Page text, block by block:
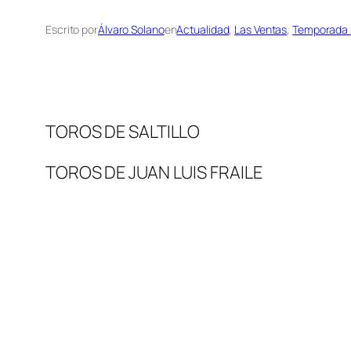
Escrito porÁlvaro SolanoenActualidad, Las Ventas, Temporada
TOROS DE SALTILLO
TOROS DE JUAN LUIS FRAILE